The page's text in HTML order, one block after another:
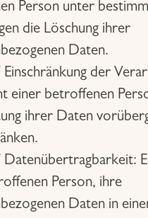
Person unter
die Löschung ihrer
Daten.
Einschränkung der
einer betroffenen
ihrer Daten
Datenübertragbarkeit:
Person, ihre
Daten in